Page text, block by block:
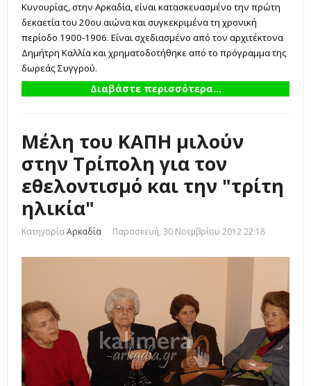
Κυνουρίας, στην Αρκαδία, είναι κατασκευασμένο την πρώτη
δεκαετία του 20ου αιώνα και συγκεκριμένα τη χρονική
περίοδο 1900-1906. Είναι σχεδιασμένο από τον αρχιτέκτονα
Δημήτρη Καλλία και χρηματοδοτήθηκε από το πρόγραμμα της
δωρεάς Συγγρού.
Διαβάστε περισσότερα...
Μέλη του ΚΑΠΗ μιλούν
στην Τρίπολη για τον
εθελοντισμό και την "τρίτη
ηλικία"
ΚατηγορίαΑρκαδία Παρασκευή, 30 Νοεμβρίου 2012 22:18